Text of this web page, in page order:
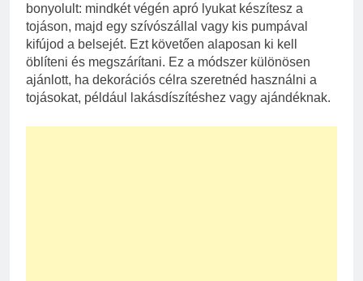
bonyolult: mindkét végén apró lyukat készítesz a
tojáson, majd egy szívószállal vagy kis pumpával
kifújod a belsejét. Ezt követően alaposan ki kell
öblíteni és megszárítani. Ez a módszer különösen
ajánlott, ha dekorációs célra szeretnéd használni a
tojásokat, például lakásdíszítéshez vagy ajándéknak.